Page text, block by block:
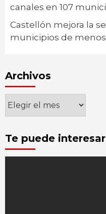
canales en 107
Castellón mejora la
municipios de
Archivos
Te puede interesar